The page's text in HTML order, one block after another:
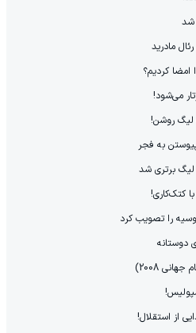
شد
مادرید
امضا کردیم؟
می‌شود!
لیگ روشن!
به فجر
لیگ برتری شد
کتک‌کاری!
را تصویب کرد
دوستانه
از استقلال!